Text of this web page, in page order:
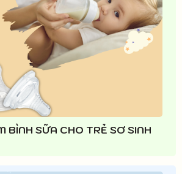
BÌNH SỮA CHO TRẺ SƠ SINH